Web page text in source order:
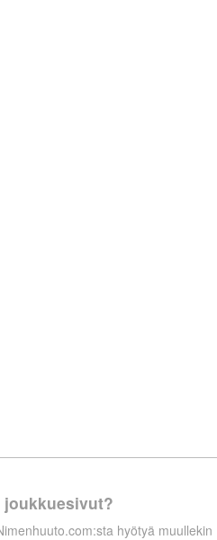
joukkuesivut?
hyötyä muullekin